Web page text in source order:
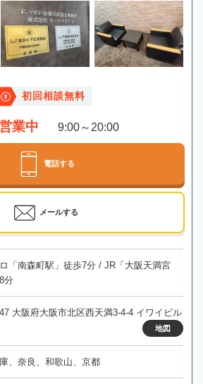
初回相談無料
業中 9:00～20:00
電話する
メールする
「南森町駅」徒歩7分 / JR「大阪天満宮
分
大阪府大阪市北区西天満3-4-4 イワイビル
地図
、奈良、和歌山、京都